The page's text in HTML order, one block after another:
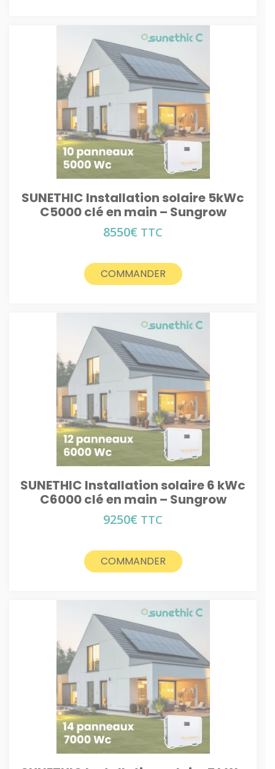
SUNETHIC Installation solaire 5kWc
C5000 clé en main – Sungrow
8550€ TTC
COMMANDER
SUNETHIC Installation solaire 6 kWc
C6000 clé en main – Sungrow
9250€ TTC
COMMANDER